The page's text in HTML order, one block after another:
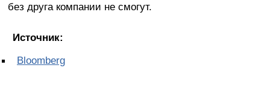
без друга компании не смогут.
Источник:
Bloomberg